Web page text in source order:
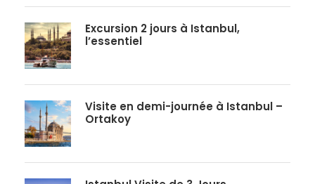
Excursion 2 jours à Istanbul,
l’essentiel
Visite en demi-journée à Istanbul –
Ortakoy